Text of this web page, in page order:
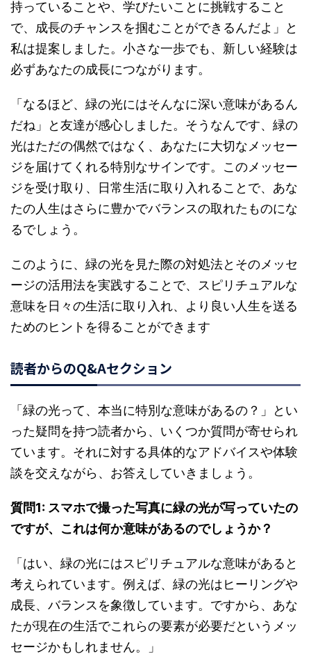
持っていることや、学びたいことに挑戦すること
で、成長のチャンスを掴むことができるんだよ」と
私は提案しました。小さな一歩でも、新しい経験は
必ずあなたの成長につながります。
「なるほど、緑の光にはそんなに深い意味があるん
だね」と友達が感心しました。そうなんです、緑の
光はただの偶然ではなく、あなたに大切なメッセー
ジを届けてくれる特別なサインです。このメッセー
ジを受け取り、日常生活に取り入れることで、あな
たの人生はさらに豊かでバランスの取れたものにな
るでしょう。
このように、緑の光を見た際の対処法とそのメッセ
ージの活用法を実践することで、スピリチュアルな
意味を日々の生活に取り入れ、より良い人生を送る
ためのヒントを得ることができます
読者からのQ&Aセクション
「緑の光って、本当に特別な意味があるの？」とい
った疑問を持つ読者から、いくつか質問が寄せられ
ています。それに対する具体的なアドバイスや体験
談を交えながら、お答えしていきましょう。
質問1: スマホで撮った写真に緑の光が写っていたの
ですが、これは何か意味があるのでしょうか？
「はい、緑の光にはスピリチュアルな意味があると
考えられています。例えば、緑の光はヒーリングや
成長、バランスを象徴しています。ですから、あな
たが現在の生活でこれらの要素が必要だというメッ
セージかもしれません。」